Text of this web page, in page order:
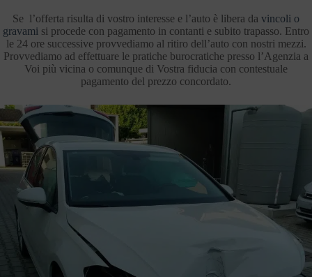
Se l’offerta risulta di vostro interesse e l’auto è libera da vincoli o
gravami si procede con pagamento in contanti e subito trapasso. Entro
le 24 ore successive provvediamo al ritiro dell’auto con nostri mezzi.
Provvediamo ad effettuare le pratiche burocratiche presso l’Agenzia a
Voi più vicina o comunque di Vostra fiducia con contestuale
pagamento del prezzo concordato.